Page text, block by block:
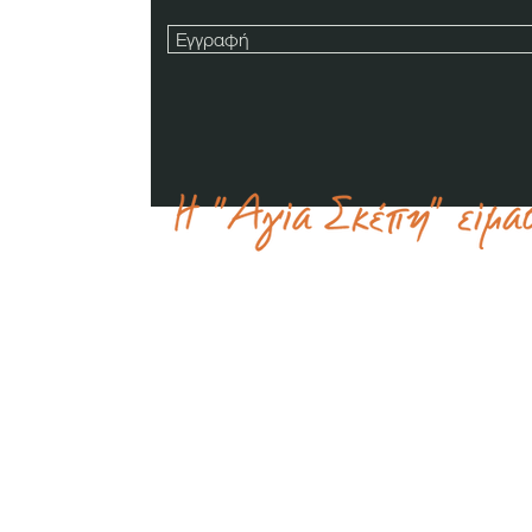
Εγγραφή